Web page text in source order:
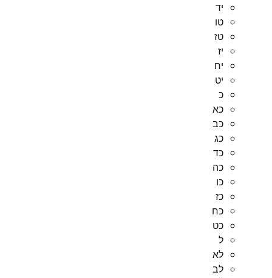
יד
טו
טז
יז
יח
יט
כ
כא
כב
כג
כד
כה
כו
כז
כח
כט
ל
לא
לב